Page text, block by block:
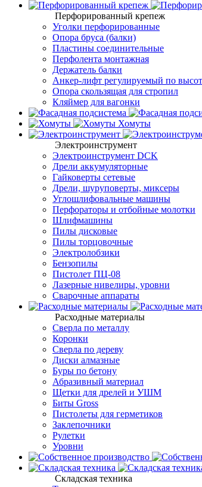
Перфорированный крепеж
Уголки перфорированные
Опора бруса (балки)
Пластины соединительные
Перфолента монтажная
Держатель балки
Анкер-лифт регулируемый по
Опора скользящая для стропил
Кляймер для вагонки
Хомуты
Электроинструмент
Электроинструмент DCK
Дрели аккумуляторные
Гайковерты сетевые
Дрели, шуруповерты, миксеры
Углошлифовальные машины
Перфораторы и отбойные молотки
Шлифмашины
Пилы дисковые
Пилы торцовочные
Электролобзики
Бензопилы
Пистолет ПЦ-08
Лазерные нивелиры, уровни
Сварочные аппараты
Расходные материалы
Сверла по металлу
Коронки
Сверла по дереву
Диски алмазные
Буры по бетону
Абразивный материал
Щетки для дрелей и УШМ
Биты Gross
Пистолеты для герметиков
Заклепочники
Рулетки
Уровни
Складская техника